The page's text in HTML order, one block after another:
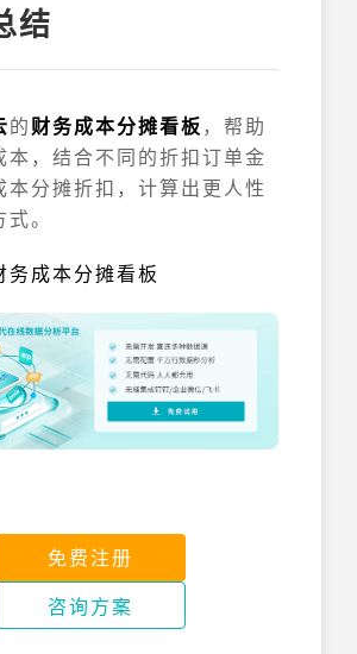
结
的财务成本分摊看板 ，帮助
本，结合不同的折扣订单金
本分摊折扣，计算出更人性
。
务成本分摊看板
免费注册
咨询方案